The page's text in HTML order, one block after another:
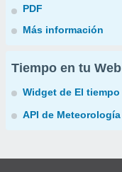
PDF
Más información
Tiempo en tu Web
Widget de El tiempo
API de Meteorología